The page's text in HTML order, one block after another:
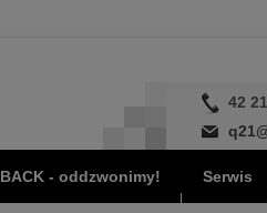
42
- oddzwonimy! Serwis